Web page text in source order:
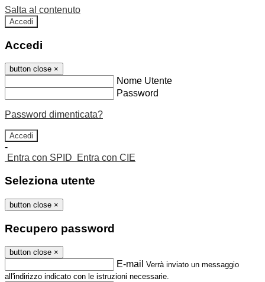
Salta al contenuto
Accedi
Accedi
button close ×
Nome Utente
Password
Password dimenticata?
-
Entra con SPID
Entra con CIE
Seleziona utente
button close ×
Recupero password
button close ×
E-mail Verrà inviato un messaggio
all'indirizzo indicato con le istruzioni necessarie.